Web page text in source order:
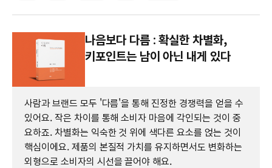
나음보다 다름 : 확실한 차별화,
키포인트는 남이 아닌 내게 있다
사람과 브랜드 모두 '다름'을 통해 진정한 경쟁력을 얻을 수
있어요. 작은 차이를 통해 소비자 마음에 각인되는 것이 중
요하죠. 차별화는 익숙한 것 위에 색다른 요소를 얹는 것이
핵심이에요. 제품의 본질적 가치를 유지하면서도 변화하는
외형으로 소비자의 시선을 끌어야 해요.